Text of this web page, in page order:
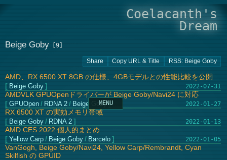
Coelacanth's
Dream
Beige Goby
AMD、RX 6500 XT 8GB の仕様、4GBモデルとの性能比較を公開
2022-07-31
Beige Goby
AMDVLK GPUOpenドライバーが Beige Goby/Navi24 に対応
2022-01-27
GPUOpen / RDNA 2 / Beige Goby
RX 6500 XT の実効メモリ帯域
2022-01-13
Beige Goby / RDNA 2
AMD CES 2022 個人的まとめ
2022-01-05
Yellow Carp / Beige Goby / Barcelo
VanGogh, Beige Goby/Navi24, Yellow Carp/Rembrandt, Cyan
Skilfish の GPUID